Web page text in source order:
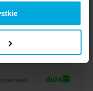
Biały
IP20
dużo